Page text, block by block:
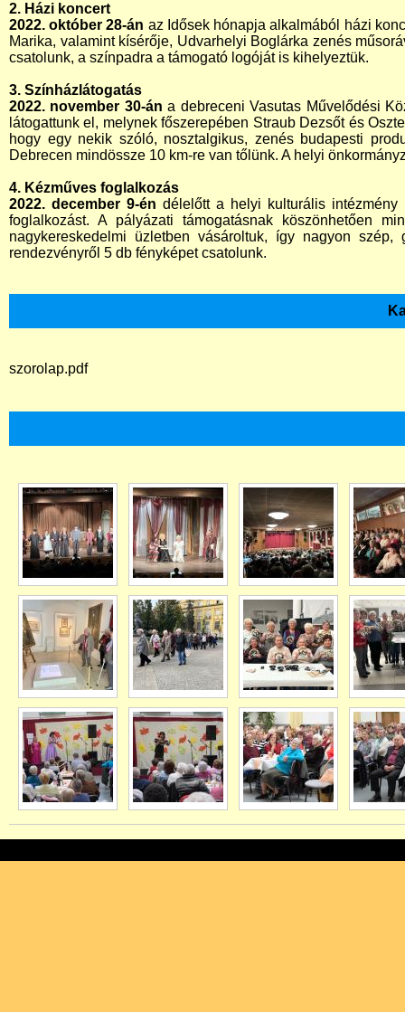
2. Házi koncert
2022. október 28-án az Idősek hónapja alkalmából házi
Marika, valamint kísérője, Udvarhelyi Boglárka zenés
csatolunk, a színpadra a támogató logóját is kihelyeztük.
3. Színházlátogatás
2022. november 30-án a debreceni Vasutas Művelődési
látogattunk el, melynek főszerepében Straub Dezsőt és
hogy egy nekik szóló, nosztalgikus, zenés budapesti
Debrecen mindössze 10 km-re van tőlünk. A helyi
4. Kézműves foglalkozás
2022. december 9-én délelőtt a helyi kulturális intézmény
foglalkozást. A pályázati támogatásnak köszönhetően
nagykereskedelmi üzletben vásároltuk, így nagyon
rendezvényről 5 db fényképet csatolunk.
szorolap.pdf